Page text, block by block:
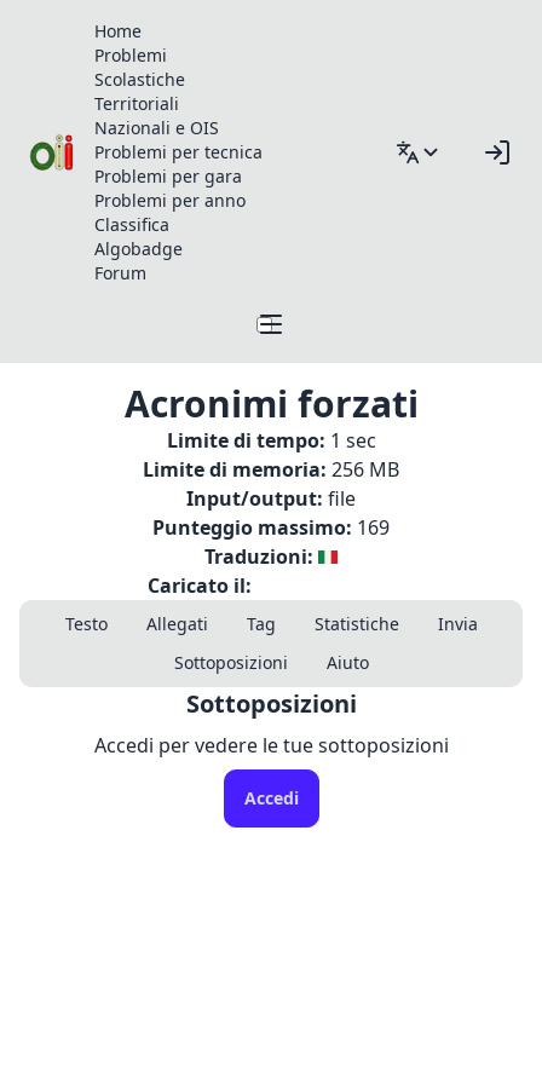
Home
Problemi
Scolastiche
Territoriali
Nazionali e OIS
Problemi per tecnica
Problemi per gara
Problemi per anno
Classifica
Algobadge
Forum
Acronimi forzati
Limite di tempo: 1 sec
Limite di memoria: 256 MB
Input/output: file
Punteggio massimo: 169
Traduzioni:
Caricato il:
Testo Allegati Tag Statistiche
Invia
Sottoposizioni
Aiuto
Sottoposizioni
Accedi per vedere le tue sottoposizioni
Accedi